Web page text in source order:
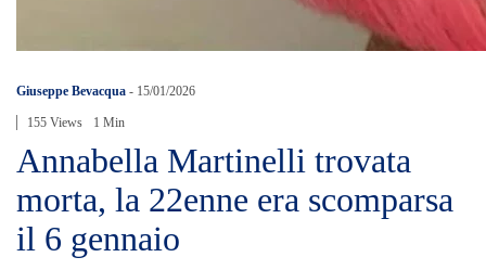
Giuseppe Bevacqua - 15/01/2026
155 Views 1 Min
Annabella Martinelli trovata
morta, la 22enne era scomparsa
il 6 gennaio